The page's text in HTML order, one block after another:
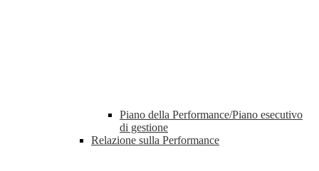
Piano della Performance/Piano esecutivo
di gestione
Relazione sulla Performance